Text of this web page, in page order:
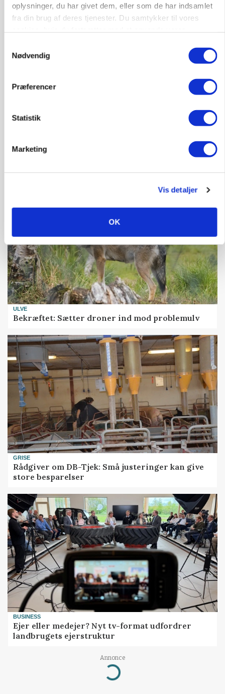
oplysninger, du har givet dem, eller som de har indsamlet
fra din brug af deres tjenester. Du samtykker til vores
Nødvendig
Præferencer
Statistik
Marketing
Vis detaljer
OK
Kalvepasser til ejendom i udvikling søges
6392, Bolderslev 03. aug.
Klimastald
9670, Løgstør 03. aug.
ULVE
Bekræftet: Sætter droner ind mod problemulv
GRISE
Rådgiver om DB-Tjek: Små justeringer kan give
store besparelser
BUSINESS
Ejer eller medejer? Nyt tv-format udfordrer
landbrugets ejerstruktur
Annonce
Loading...